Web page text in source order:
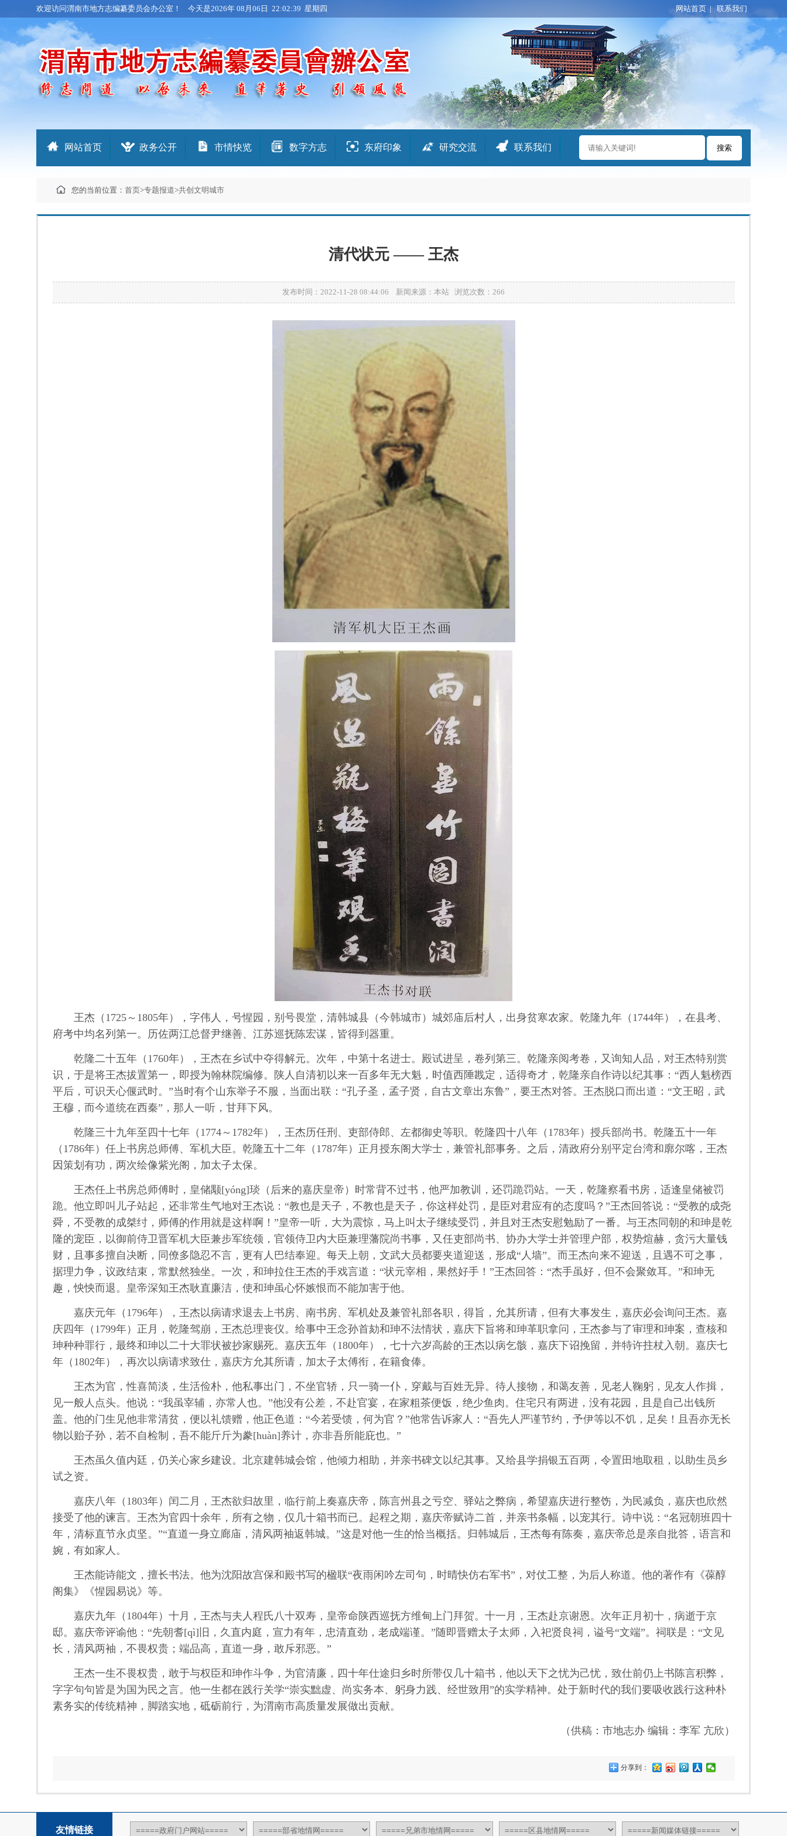
欢迎访问渭南市地方志编纂委员会办公室！ 今天是2026年 08月06日 22:02:40 星期四 网站首页 |联系我们
网站首页 政务公开 市情快览 数字方志 东府印象 研究交流 联系我们
您的当前位置： 首页>专题报道>共创文明城市
清代状元 —— 王杰
发布时间：2022-11-28 08:44:06 新闻来源：本站 浏览次数：266
王杰（1725～1805年），字伟人，号惺园，别号畏堂，清韩城县（今韩城市）城郊庙后村人，出身贫寒农家。乾隆九年（1744年），在县考、
府考中均名列第一。历佐两江总督尹继善、江苏巡抚陈宏谋，皆得到器重。
乾隆二十五年（1760年），王杰在乡试中夺得解元。次年，中第十名进士。殿试进呈，卷列第三。乾隆亲阅考卷，又询知人品，对王杰特别赏
识，于是将王杰拔置第一，即授为翰林院编修。陕人自清初以来一百多年无大魁，时值西陲戡定，适得奇才，乾隆亲自作诗以纪其事：“西人魁榜西
平后，可识天心偃武时。”当时有个山东举子不服，当面出联：“孔子圣，孟子贤，自古文章出东鲁”，要王杰对答。王杰脱口而出道：“文王昭，武
王穆，而今道统在西秦”，那人一听，甘拜下风。
乾隆三十九年至四十七年（1774～1782年），王杰历任刑、吏部侍郎、左都御史等职。乾隆四十八年（1783年）授兵部尚书。乾隆五十一年
（1786年）任上书房总师傅、军机大臣。乾隆五十二年（1787年）正月授东阁大学士，兼管礼部事务。之后，清政府分别平定台湾和廓尔喀，王杰
因策划有功，两次绘像紫光阁，加太子太保。
王杰任上书房总师傅时，皇储颙[yóng]琰（后来的嘉庆皇帝）时常背不过书，他严加教训，还罚跪罚站。一天，乾隆察看书房，适逢皇储被罚
跪。他立即叫儿子站起，还非常生气地对王杰说：“教也是天子，不教也是天子，你这样处罚，是臣对君应有的态度吗？”王杰回答说：“受教的成尧
舜，不受教的成桀纣，师傅的作用就是这样啊！”皇帝一听，大为震惊，马上叫太子继续受罚，并且对王杰安慰勉励了一番。与王杰同朝的和珅是乾
隆的宠臣，以御前侍卫晋军机大臣兼步军统领，官领侍卫内大臣兼理藩院尚书事，又任吏部尚书、协办大学士并管理户部，权势煊赫，贪污大量钱
财，且事多擅自决断，同僚多隐忍不言，更有人巴结奉迎。每天上朝，文武大员都要夹道迎送，形成“人墙”。而王杰向来不迎送，且遇不可之事，
据理力争，议政结束，常默然独坐。一次，和珅拉住王杰的手戏言道：“状元宰相，果然好手！”王杰回答：“杰手虽好，但不会聚敛耳。”和珅无
趣，怏怏而退。皇帝深知王杰耿直廉洁，使和珅虽心怀嫉恨而不能加害于他。
嘉庆元年（1796年），王杰以病请求退去上书房、南书房、军机处及兼管礼部各职，得旨，允其所请，但有大事发生，嘉庆必会询问王杰。嘉
庆四年（1799年）正月，乾隆驾崩，王杰总理丧仪。给事中王念孙首劾和珅不法情状，嘉庆下旨将和珅革职拿问，王杰参与了审理和珅案，查核和
珅种种罪行，最终和珅以二十大罪状被抄家赐死。嘉庆五年（1800年），七十六岁高龄的王杰以病乞骸，嘉庆下诏挽留，并特许拄杖入朝。嘉庆七
年（1802年），再次以病请求致仕，嘉庆方允其所请，加太子太傅衔，在籍食俸。
王杰为官，性喜简淡，生活俭朴，他私事出门，不坐官轿，只一骑一仆，穿戴与百姓无异。待人接物，和蔼友善，见老人鞠躬，见友人作揖，
见一般人点头。他说：“我虽宰辅，亦常人也。”他没有公差，不赴官宴，在家粗茶便饭，绝少鱼肉。住宅只有两进，没有花园，且是自己出钱所
盖。他的门生见他非常清贫，便以礼馈赠，他正色道：“今若受馈，何为官？”他常告诉家人：“吾先人严谨节约，予伊等以不饥，足矣！且吾亦无长
物以贻子孙，若不自检制，吾不能斤斤为豢[huàn]养计，亦非吾所能庇也。”
王杰虽久值内廷，仍关心家乡建设。北京建韩城会馆，他倾力相助，并亲书碑文以纪其事。又给县学捐银五百两，令置田地取租，以助生员乡
试之资。
嘉庆八年（1803年）闰二月，王杰欲归故里，临行前上奏嘉庆帝，陈言州县之亏空、驿站之弊病，希望嘉庆进行整饬，为民减负，嘉庆也欣然
接受了他的谏言。王杰为官四十余年，所有之物，仅几十箱书而已。起程之期，嘉庆帝赋诗二首，并亲书条幅，以宠其行。诗中说：“名冠朝班四十
年，清标直节永贞坚。”“直道一身立廊庙，清风两袖返韩城。”这是对他一生的恰当概括。归韩城后，王杰每有陈奏，嘉庆帝总是亲自批答，语言和
婉，有如家人。
王杰能诗能文，擅长书法。他为沈阳故宫保和殿书写的楹联“夜雨闲吟左司句，时晴快仿右军书”，对仗工整，为后人称道。他的著作有《葆醇
阁集》《惺园易说》等。
嘉庆九年（1804年）十月，王杰与夫人程氏八十双寿，皇帝命陕西巡抚方维甸上门拜贺。十一月，王杰赴京谢恩。次年正月初十，病逝于京
邸。嘉庆帝评谕他：“先朝耆[qì]旧，久直内庭，宣力有年，忠清直劲，老成端谨。”随即晋赠太子太师，入祀贤良祠，谥号“文端”。祠联是：“文见
长，清风两袖，不畏权贵；端品高，直道一身，敢斥邪恶。”
王杰一生不畏权贵，敢于与权臣和珅作斗争，为官清廉，四十年仕途归乡时所带仅几十箱书，他以天下之忧为己忧，致仕前仍上书陈言积弊，
字字句句皆是为国为民之言。他一生都在践行关学“崇实黜虚、尚实务本、躬身力践、经世致用”的实学精神。处于新时代的我们要吸收践行这种朴
素务实的传统精神，脚踏实地，砥砺前行，为渭南市高质量发展做出贡献。
（供稿：市地志办 编辑：李军 亢欣）
分享到：
友情链接